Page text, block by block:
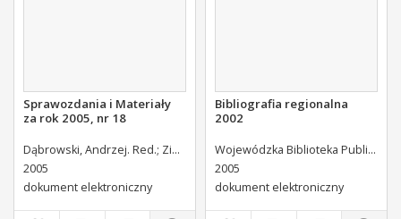
Sprawozdania i Materiały
za rok 2005, nr 18
Dąbrowski, Andrzej. Red. Zielińska, Lidia. Red.
Kruszczak, Halina. Red.
2005
dokument elektroniczny
Bibliografia regionalna
2002
Wojewódzka Biblioteka Publiczna (Kielce). Dział Informacji i Bibliografii Regionalnej
2005
dokument elektroniczny